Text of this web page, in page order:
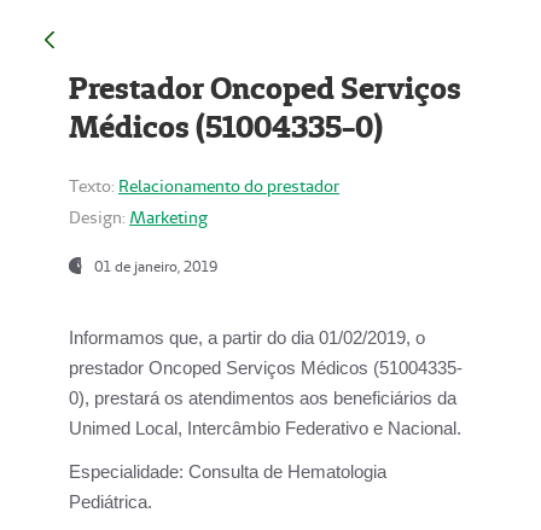
Prestador Oncoped Serviços
Médicos (51004335-0)
Texto: Relacionamento do prestador
Design: Marketing
01 de janeiro, 2019
Informamos que, a partir do dia 01/02/2019, o
prestador Oncoped Serviços Médicos (51004335-
0), prestará os atendimentos aos beneficiários da
Unimed Local, Intercâmbio Federativo e Nacional.
Especialidade: Consulta de Hematologia
Pediátrica.